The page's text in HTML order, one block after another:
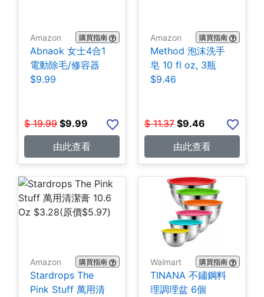
Amazon 購買指南
Abnaok 女士4合1
電動除毛/修容器
$9.99
$ 19.99 $9.99
由此查看
Amazon 購買指南
Method 泡沫洗手
皂 10 fl oz, 3瓶
$9.46
$ 11.37 $9.46
由此查看
Amazon 購買指南
Stardrops The
Pink Stuff 萬用清
Walmart 購買指南
TINANA 不鏽鋼料
理調理盆 6個